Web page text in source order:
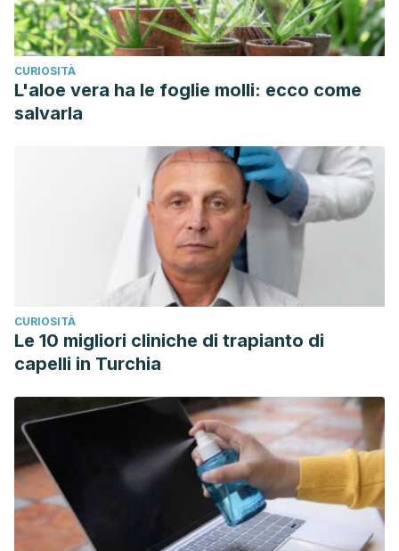
CURIOSITÀ
L'aloe vera ha le foglie molli: ecco come
salvarla
CURIOSITÀ
Le 10 migliori cliniche di trapianto di
capelli in Turchia